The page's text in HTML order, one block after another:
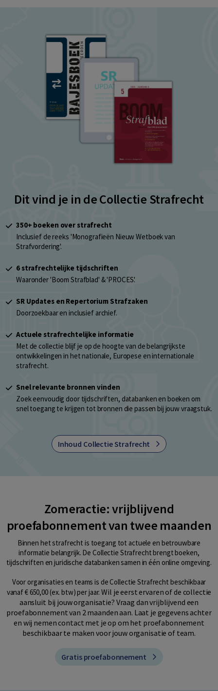
350+ boeken over strafrecht
Inclusief de reeks 'Monografieën Nieuw Wetboek van
Strafvordering'.
6 strafrechtelijke tijdschriften
Waaronder 'Boom Strafblad' & 'PROCES'.
SR Updates en Repertorium Strafzaken
Doorzoekbaar en inclusief archief.
Dit vind je in de Collectie Strafrecht
Actuele strafrechtelijke informatie
Met de collectie blijf je op de hoogte van de belangrijkste
ontwikkelingen in het nationale, Europese en internationale
strafrecht.
Snel relevante bronnen vinden
Zoek eenvoudig door tijdschriften, databanken en boeken om
snel toegang te krijgen tot bronnen die passen bij jouw vraagstuk.
Inhoud Collectie Strafrecht
Zomeractie: vrijblijvend
proefabonnement van twee maanden
Binnen het strafrecht is toegang tot actuele en betrouwbare
informatie belangrijk. De Collectie Strafrecht brengt boeken,
tijdschriften en juridische databanken samen in één online omgeving.
Voor organisaties en teams is de Collectie Strafrecht beschikbaar
vanaf € 650,00 (ex. btw) per jaar.Wil je eerst ervaren of de collectie
aansluit bij jouw organisatie? Vraag dan vrijblijvend een
proefabonnement van 2 maanden aan. Laat je gegevens achter
en wij nemen contact met je op om het proefabonnement
beschikbaar te maken voor jouw organisatie of team.
Gratis proefabonnement